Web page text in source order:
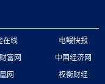
在线
电鳗快报
富网
中国经济网
网 权衡财经